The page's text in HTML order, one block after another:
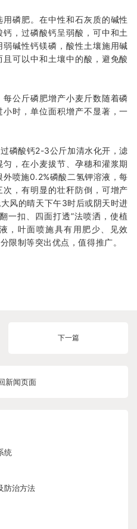
磷肥。在中性和石灰质的碱性
，过磷酸钙呈弱酸，可中和土
碱性钙镁磷，酸性土壤施用碱
可以中和土壤中的酸，避免酸
公斤磷肥增产小麦斤数随着磷
时，单位面积增产不显著，一
磷酸钙2-3公斤加清水化开，滤
，在小麦拔节、孕穗和灌浆期
喷施0.2%磷酸二氢钾溶液，每
，有明显的壮秆防倒，可增产
风的晴天下午3时后或阴天时进
一扣、四面打透”法喷洒，使植
，叶面喷施具有用肥少、见效
限制等突出优点，值得推广。
下一篇
新闻页面
统
防治方法